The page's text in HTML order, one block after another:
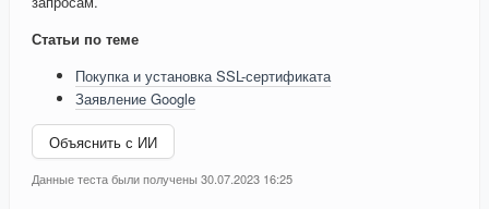
Статьи по теме
Покупка и установка SSL-сертификата
Заявление Google
Объяснить с ИИ
Данные теста были получены 30.07.2023 16:25